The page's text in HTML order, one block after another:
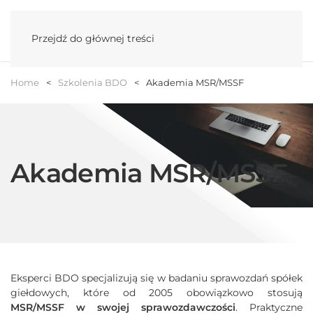
Przejdź do głównej treści
Home Szkolenia BDO Akademia MSR/MSSF
Akademia MSR/MSSF
Eksperci BDO specjalizują się w badaniu sprawozdań spółek
giełdowych, które od 2005 obowiązkowo stosują
MSR/MSSF w swojej sprawozdawczości. Praktyczne